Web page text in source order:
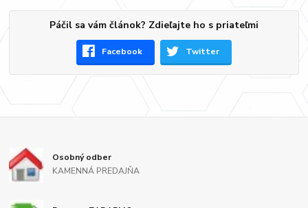
Páčil sa vám článok? Zdieľajte ho s priateľmi
Facebook Twitter
Osobný odber
KAMENNÁ PREDAJŇA